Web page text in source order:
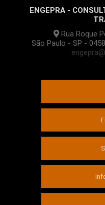
ENGEPRA -
Rua Roque
São Paulo - SP -